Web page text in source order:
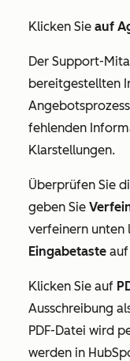
Klicken Sie auf
Der Support-
bereitgestellten
fehlenden
Klarstellungen.
Überprüfen Sie
geben Sie
verfeinern unten
Eingabetaste auf
Klicken Sie auf
Ausschreibung
PDF-Datei wird
werden in